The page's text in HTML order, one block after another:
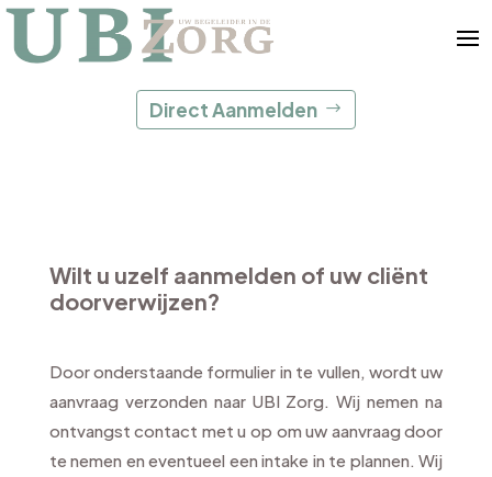
Direct Aanmelden
Wilt u uzelf aanmelden of uw cliënt
doorverwijzen?
Door onderstaande formulier in te vullen, wordt uw
aanvraag verzonden naar UBI Zorg. Wij nemen na
ontvangst contact met u op om uw aanvraag door
te nemen en eventueel een intake in te plannen. Wij